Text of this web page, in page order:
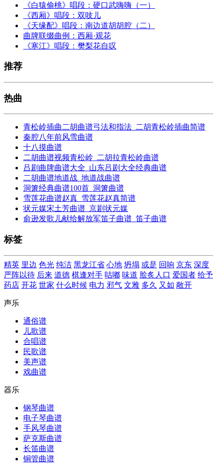
《白猿偷桃》唱段：硬口武嗨嗨（一）
《西厢》唱段：双吱儿
《天缘配》唱段：南边道胡胡腔（二）
曲牌联缀曲例：西厢·观花
《寒江》唱段：樊梨花自叹
推荐
热曲
青松岭插曲二胡曲谱弓法和指法_二胡青松岭插曲简谱
秦腔八年前风雪曲谱
十八摸曲谱
二胡曲谱视频青松岭_二胡拉青松岭曲谱
吕剧曲牌曲谱大全_山东吕剧大全经典曲谱
二胡曲谱地道战_地道战曲谱
洞箫经典曲谱100首_洞箫曲谱
雪莲花曲谱赵真_雪莲花赵真简谱
状元媒宋土芳曲谱_京剧状元媒
俞逊发歌儿献给解放军笛子曲谱_笛子曲谱
标签
精英 里边 色光 纯洁 黑龙江省 心地 坍塌 或是 回响 京东 深度
严阵以待 后来 道德 棋逢对手 咕嘟 味道 脍炙人口 爱国者 给予
药店 开花 世家 什么时候 电力 邪气 文雅 多久 又如 敞开
声乐
通俗谱
儿歌谱
合唱谱
民歌谱
美声谱
戏曲谱
器乐
钢琴曲谱
电子琴曲谱
手风琴曲谱
萨克斯曲谱
长笛曲谱
铜管曲谱